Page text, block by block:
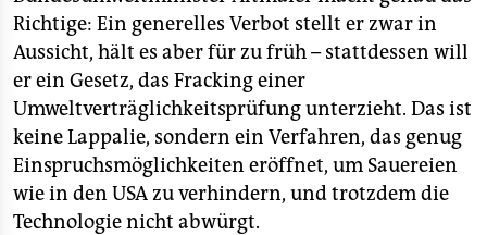
Richtige: Ein generelles Verbot stellt er zwar in
Aussicht, hält es aber für zu früh – stattdessen will
er ein Gesetz, das Fracking einer
Umweltverträglichkeitsprüfung unterzieht. Das ist
keine Lappalie, sondern ein Verfahren, das genug
Einspruchsmöglichkeiten eröffnet, um Sauereien
wie in den USA zu verhindern, und trotzdem die
Technologie nicht abwürgt.